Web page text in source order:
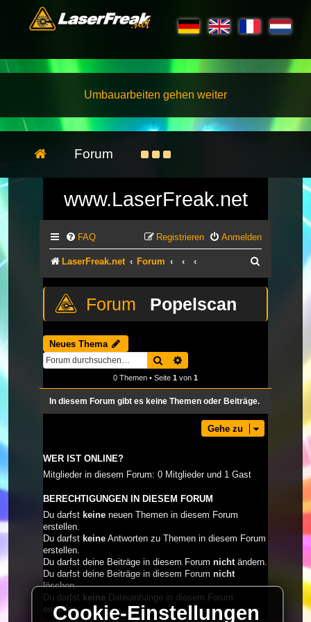
Umbauarbeiten gehen weiter
Forum
www.LaserFreak.net
FAQ Anmelden
Registrieren
LaserFreak.net Forum
Popelscan
Neues Thema
Suche
0 Themen • Seite 1 von 1
In diesem Forum gibt es keine Themen oder Beiträge.
Gehe zu
WER IST ONLINE?
Mitglieder in diesem Forum: 0 Mitglieder und 1 Gast
BERECHTIGUNGEN IN DIESEM FORUM
Du darfst keine neuen Themen in diesem Forum
erstellen.
Du darfst keine Antworten zu Themen in diesem Forum
erstellen.
Du darfst deine Beiträge in diesem Forum nicht ändern.
Du darfst deine Beiträge in diesem Forum nicht
löschen.
Du darfst keine Dateianhänge in diesem Forum
erstellen.
Cookie-Einstellungen